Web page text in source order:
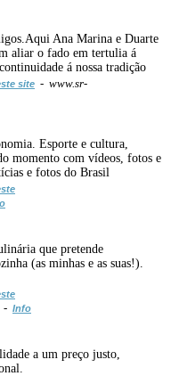
Ana Marina e Duarte
aliar o fado em tertulia á
á nossa tradição
site - www.sr-
Esporte e cultura,
momento com vídeos, fotos e
e fotos do Brasil
que pretende
(as minhas e as suas!).
- Info
a um preço justo,